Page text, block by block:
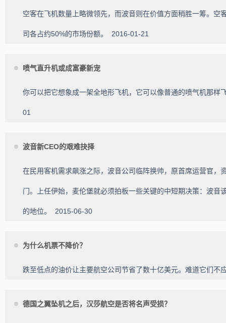
空客在飞机数量上略微领先，而波音则在价值方面稍胜一筹。
司各占约50%的市场份额。 2016-01-21
喷气直升机或成富豪新宠
你可以把它想象成一架全地形飞机，它可以像普通的喷气机那
01
波音新CEO的艰难抉择
在民用客机需求飙涨之际，波音公司临阵换帅，原首席运营官，
门。上任伊始，麦伦堡就必须拍板一些关键的中短期决策：波
的地位。 2015-06-30
为什么机票不降价？
跌至低点的油价让主要航空公司节省了数十亿美元。难道它们
德国之翼坠机之后，汉莎航空是否将名声受损？